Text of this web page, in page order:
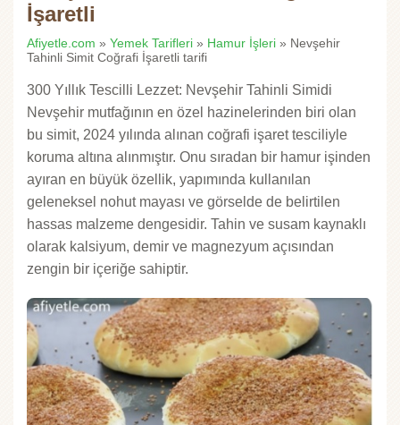
İşaretli
Afiyetle.com » Yemek Tarifleri » Hamur İşleri » Nevşehir
Tahinli Simit Coğrafi İşaretli tarifi
300 Yıllık Tescilli Lezzet: Nevşehir Tahinli Simidi
Nevşehir mutfağının en özel hazinelerinden biri olan
bu simit, 2024 yılında alınan coğrafi işaret tesciliyle
koruma altına alınmıştır. Onu sıradan bir hamur işinden
ayıran en büyük özellik, yapımında kullanılan
geleneksel nohut mayası ve görselde de belirtilen
hassas malzeme dengesidir. Tahin ve susam kaynaklı
olarak kalsiyum, demir ve magnezyum açısından
zengin bir içeriğe sahiptir.